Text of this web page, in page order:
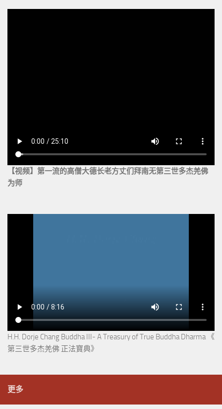
【视频】第一流的高僧大德长老方丈们拜南无第三世多杰羌佛
为师
H.H. Dorje Chang Buddha III- A Treasury of True Buddha Dharma 《
第三世多杰羌佛 正法寶典》
更多